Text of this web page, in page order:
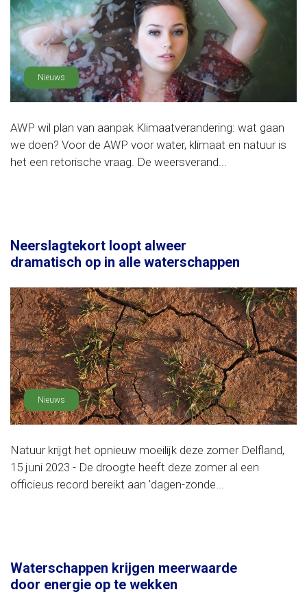
Nieuws
AWP wil plan van aanpak Klimaatverandering: wat gaan
we doen? Voor de AWP voor water, klimaat en natuur is
het een retorische vraag. De weersverand...
Neerslagtekort loopt alweer
dramatisch op in alle waterschappen
Nieuws
Natuur krijgt het opnieuw moeilijk deze zomer Delfland,
15 juni 2023 - De droogte heeft deze zomer al een
officieus record bereikt aan 'dagen-zonde...
Waterschappen krijgen meerwaarde
door energie op te wekken